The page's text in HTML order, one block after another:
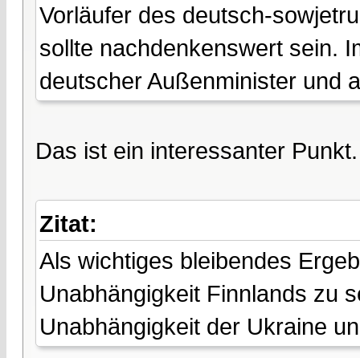
Vorläufer des deutsch-
sollte nachdenkenswert sein.
deutscher Außenminister und
Das ist ein interessanter Punkt.
Zitat:
Als wichtiges bleibendes
Unabhängigkeit Finnlands zu
Unabhängigkeit der Ukraine